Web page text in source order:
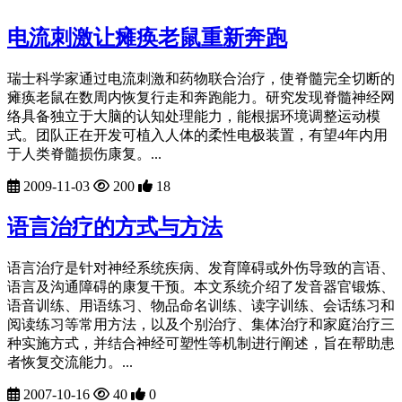
电流刺激让瘫痪老鼠重新奔跑
瑞士科学家通过电流刺激和药物联合治疗，使脊髓完全切断的
瘫痪老鼠在数周内恢复行走和奔跑能力。研究发现脊髓神经网
络具备独立于大脑的认知处理能力，能根据环境调整运动模
式。团队正在开发可植入人体的柔性电极装置，有望4年内用
于人类脊髓损伤康复。...
2009-11-03 200 18
语言治疗的方式与方法
语言治疗是针对神经系统疾病、发育障碍或外伤导致的言语、
语言及沟通障碍的康复干预。本文系统介绍了发音器官锻炼、
语音训练、用语练习、物品命名训练、读字训练、会话练习和
阅读练习等常用方法，以及个别治疗、集体治疗和家庭治疗三
种实施方式，并结合神经可塑性等机制进行阐述，旨在帮助患
者恢复交流能力。...
2007-10-16 40 0